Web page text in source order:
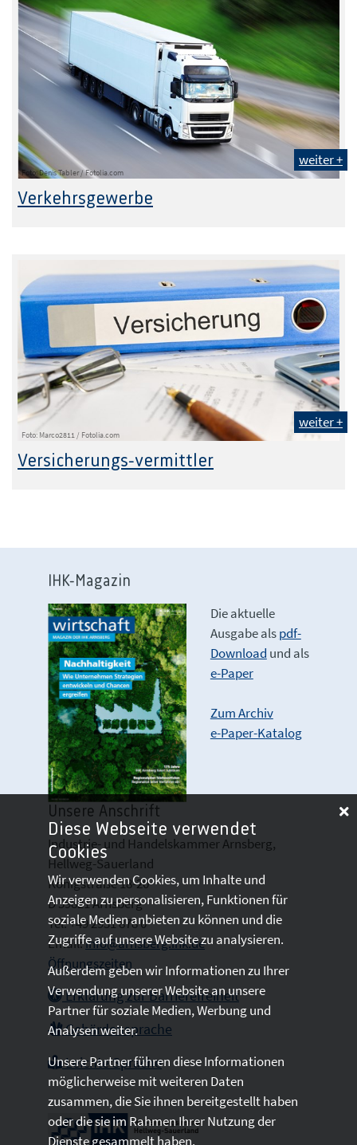
Foto: Denis Tabler / Fotolia.com
weiter +
Verkehrsgewerbe
Foto: Marco2811 / Fotolia.com
weiter +
Versicherungs-vermittler
IHK-Magazin
Die aktuelle
Ausgabe alspdf-
Download und als
e-Paper
Zum Archiv
e-Paper-Katalog
Unsere Anschrift
Industrie- und Handelskammer Arnsberg,
Hellweg-Sauerland
Königstraße 18-20
D 59821 Arnsberg
Tel: +49 2931 878 0
Email:info@arnsberg.ihk.de
Öffnungszeiten
Erklärung zur Barrierefreiheit
Gebärdensprache
Leichte Sprache
Diese Webseite verwendet
Cookies
Wir verwenden Cookies, um Inhalte und
Anzeigen zu personalisieren, Funktionen für
soziale Medien anbieten zu können und die
Zugriffe auf unsere Website zu analysieren.
Außerdem geben wir Informationen zu Ihrer
Verwendung unserer Website an unsere
Partner für soziale Medien, Werbung und
Analysen weiter.
Unsere Partner führen diese Informationen
möglicherweise mit weiteren Daten
zusammen, die Sie ihnen bereitgestellt haben
oder die sie im Rahmen Ihrer Nutzung der
Dienste gesammelt haben.